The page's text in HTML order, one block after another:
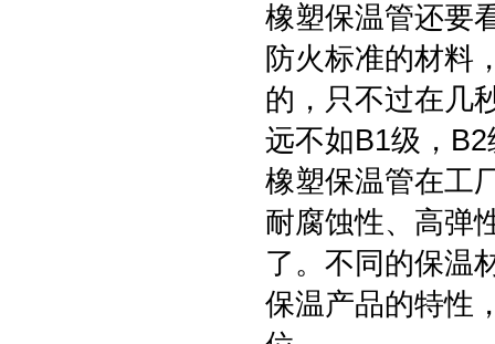
橡塑保温管还要
防火标准的材料
的，只不过在几
远不如B1级，
橡塑保温管在工
耐腐蚀性、高弹
了。不同的保温
保温产品的特性